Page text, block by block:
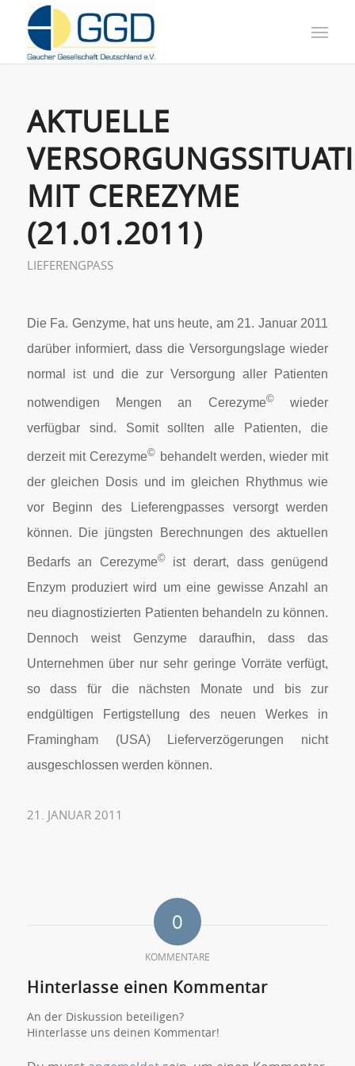
AKTUELLE
MIT CEREZYME
(21.01.2011)
LIEFERENGPASS
Die Fa. Genzyme, hat uns heute, am 21. Januar 2011
darüber informiert, dass die Versorgungslage wieder
normal ist und die zur Versorgung aller Patienten
notwendigen Mengen an Cerezyme©wieder
verfügbar sind. Somit sollten alle Patienten, die
derzeit mit Cerezyme© behandelt werden, wieder mit
der gleichen Dosis und im gleichen Rhythmus wie
vor Beginn des Lieferengpasses versorgt werden
können. Die jüngsten Berechnungen des aktuellen
Bedarfs an Cerezyme©ist derart, dass genügend
Enzym produziert wird um eine gewisse Anzahl an
neu diagnostizierten Patienten behandeln zu können.
Dennoch weist Genzyme daraufhin, dass das
Unternehmen über nur sehr geringe Vorräte verfügt,
so dass für die nächsten Monate und bis zur
endgültigen Fertigstellung des neuen Werkes in
Framingham (USA) Lieferverzögerungen nicht
ausgeschlossen werden können.
21. JANUAR 2011
0
KOMMENTARE
Hinterlasse einen Kommentar
An der Diskussion beteiligen?
Hinterlasse uns deinen Kommentar!